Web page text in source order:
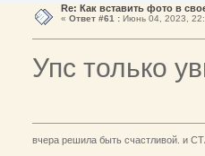
Re: Как вставить фото в
« Ответ #61 :Июнь 04, 2023,
Упс только
вчера решила быть счастливой. и